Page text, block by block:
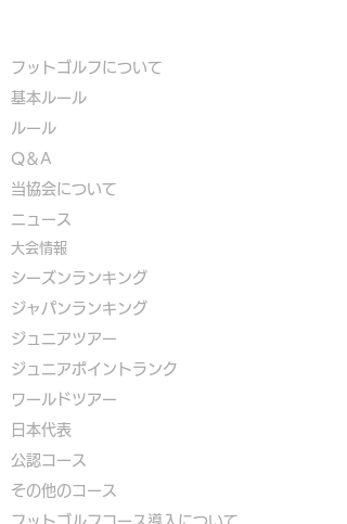
フットゴルフについて
基本ルール
ルール
Q＆A
​当協会について
​ニュース
大会情報
シーズンランキング
ジャパンランキング
ジュニアツアー
ジュニアポイントランク
​ワールドツアー
​​日本代表
公認コース
​その他のコース
​ フットゴルフコース導入について